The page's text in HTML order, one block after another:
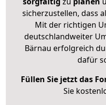
sicherzustellen, dass
Mit der richtigen
deutschlandweiter
Bärnau erfolgreich
dafür
Füllen Sie jetzt das
Sie